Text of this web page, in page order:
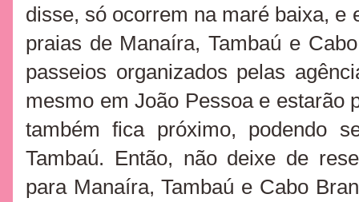
disse, só ocorrem na maré baixa, e
praias de Manaíra, Tambaú e
passeios organizados pelas
mesmo em João Pessoa e estarão
também fica próximo, podendo
Tambaú. Então, não deixe de
para Manaíra, Tambaú e Cabo